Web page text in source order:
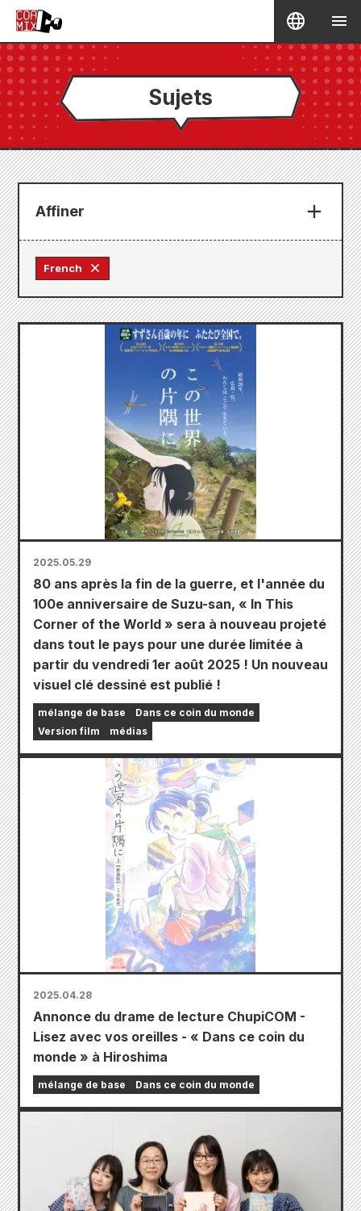
Sujets
Affiner
French
2025.05.29
80 ans après la fin de la guerre, et l'année du
100e anniversaire de Suzu-san, « In This
Corner of the World » sera à nouveau projeté
dans tout le pays pour une durée limitée à
partir du vendredi 1er août 2025 ! Un nouveau
visuel clé dessiné est publié !
mélange de base
Dans ce coin du monde
Version film
médias
2025.04.28
Annonce du drame de lecture ChupiCOM -
Lisez avec vos oreilles - « Dans ce coin du
monde » à Hiroshima
mélange de base Dans ce coin du monde